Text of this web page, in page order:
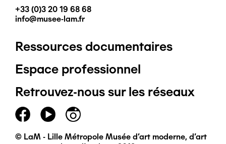
+33 (0)3 20 19 68 68
info@musee-lam.fr
Pied
de
page
principal
Ressources documentaires
Espace professionnel
Retrouvez-nous sur les réseaux
© LaM - Lille Métropole Musée d'art moderne, d'art